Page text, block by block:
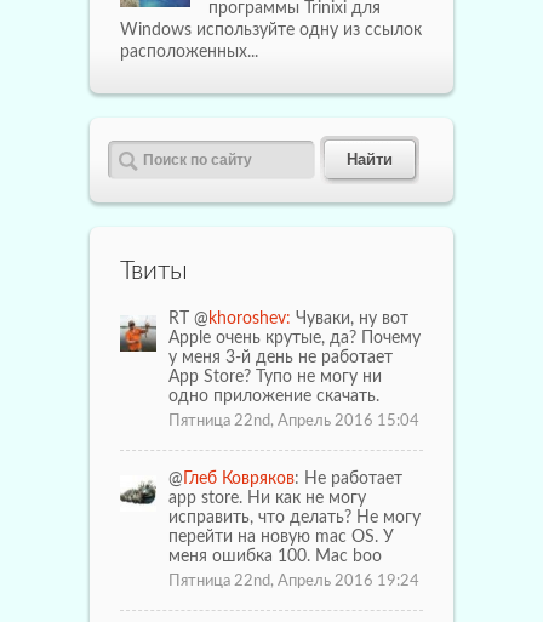
программы Trinixi для
Windows используйте одну из ссылок
расположенных...
Твиты
RT @ khoroshev: Чуваки, ну вот
Apple очень крутые, да? Почему
у меня 3-й день не работает
App Store? Тупо не могу ни
одно приложение скачать.
Пятница 22nd, Апрель 2016 15:04
@ Глеб Ковряков: Не работает
app store. Ни как не могу
исправить, что делать? Не могу
перейти на новую mac OS. У
меня ошибка 100. Mac boo
Пятница 22nd, Апрель 2016 19:24